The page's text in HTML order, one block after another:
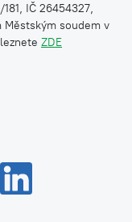
IČ 26454327,
soudem v
ZDE